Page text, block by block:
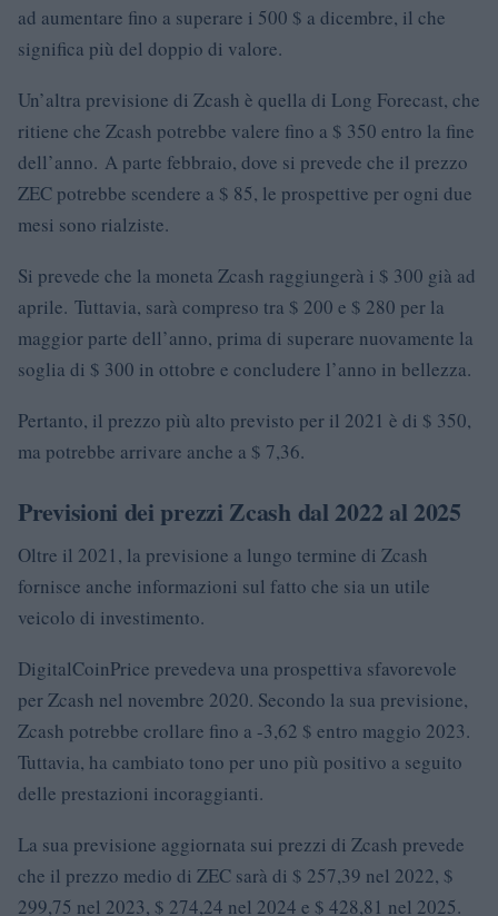
ad aumentare fino a superare i 500 $ a dicembre, il che
significa più del doppio di valore.
Un’altra previsione di Zcash è quella di Long Forecast, che
ritiene che Zcash potrebbe valere fino a $ 350 entro la fine
dell’anno. A parte febbraio, dove si prevede che il prezzo
ZEC potrebbe scendere a $ 85, le prospettive per ogni due
mesi sono rialziste.
Si prevede che la moneta Zcash raggiungerà i $ 300 già ad
aprile. Tuttavia, sarà compreso tra $ 200 e $ 280 per la
maggior parte dell’anno, prima di superare nuovamente la
soglia di $ 300 in ottobre e concludere l’anno in bellezza.
Pertanto, il prezzo più alto previsto per il 2021 è di $ 350,
ma potrebbe arrivare anche a $ 7,36.
Previsioni dei prezzi Zcash dal 2022 al 2025
Oltre il 2021, la previsione a lungo termine di Zcash
fornisce anche informazioni sul fatto che sia un utile
veicolo di investimento.
DigitalCoinPrice prevedeva una prospettiva sfavorevole
per Zcash nel novembre 2020. Secondo la sua previsione,
Zcash potrebbe crollare fino a -3,62 $ entro maggio 2023.
Tuttavia, ha cambiato tono per uno più positivo a seguito
delle prestazioni incoraggianti.
La sua previsione aggiornata sui prezzi di Zcash prevede
che il prezzo medio di ZEC sarà di $ 257,39 nel 2022, $
299,75 nel 2023, $ 274,24 nel 2024 e $ 428,81 nel 2025.